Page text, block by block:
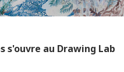
au Drawing Lab